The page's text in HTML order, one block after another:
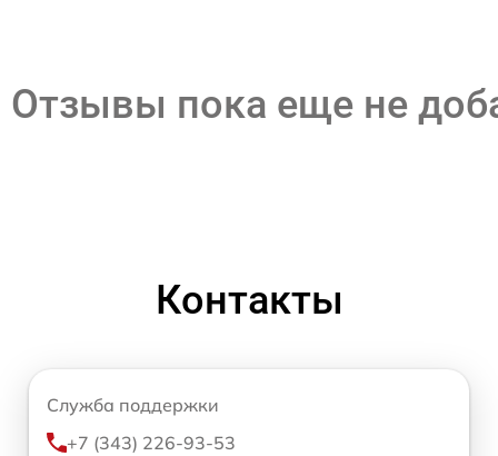
Отзывы пока еще не
Контакты
Служба поддержки
+7 (343) 226-93-53